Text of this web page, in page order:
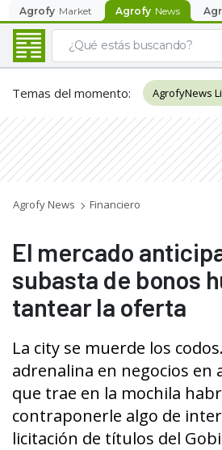
Agrofy Market Agrofy News
Temas del momento: AgrofyNews
Agrofy News Financiero
El mercado
subasta de bonos
tantear la oferta
La city se muerde los
adrenalina en negocios en
que trae en la mochila
contraponerle algo de
licitación de títulos del